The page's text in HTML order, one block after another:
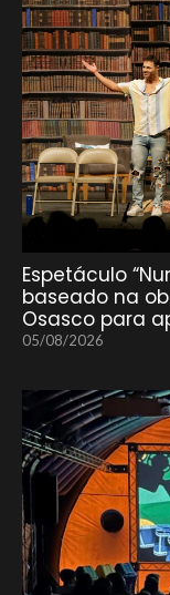
Espetáculo
baseado na
Osasco para
05/08/2026